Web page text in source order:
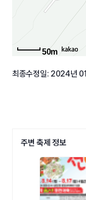
50m
최종수정일: 2024년
주변 축제 정보